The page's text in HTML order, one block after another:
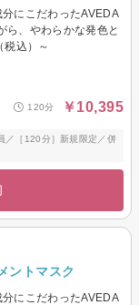
にこだわったAVEDA
ら、やわらかな発色と
税込）～
120分 ￥10,395
／［120分］新規限定／併
ントマスク
にこだわったAVEDA